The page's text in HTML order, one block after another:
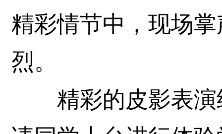
精彩情节中，现场
烈。
精彩的皮影表演